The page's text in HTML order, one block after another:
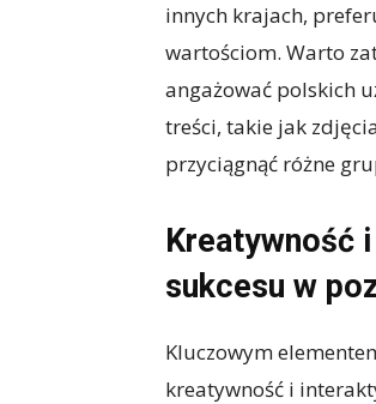
innych krajach,
wartościom. Warto
angażować polskich
treści, takie jak
przyciągnąć różne
Kreatywność
sukcesu w
Kluczowym
kreatywność i